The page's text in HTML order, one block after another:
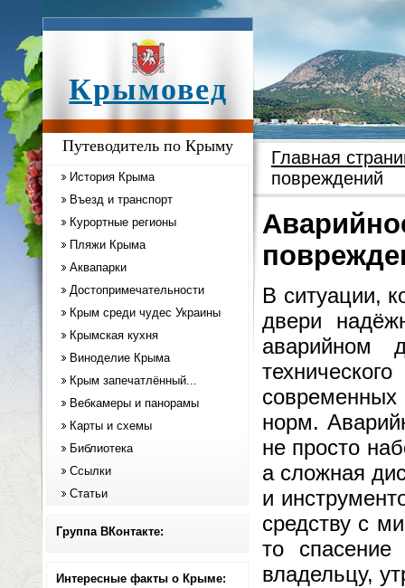
Крымовед
Путеводитель по Крыму
История Крыма
Въезд и транспорт
Курортные регионы
Пляжи Крыма
Аквапарки
Достопримечательности
Крым среди чудес Украины
Крымская кухня
Виноделие Крыма
Крым запечатлённый...
Вебкамеры и панорамы
Карты и схемы
Библиотека
Ссылки
Статьи
Группа ВКонтакте:
Интересные факты о Крыме:
Главная
повреждений
В ситуации,
двери
аварийном
норм.
не просто
а сложная
и
средству с
то
владельцу,